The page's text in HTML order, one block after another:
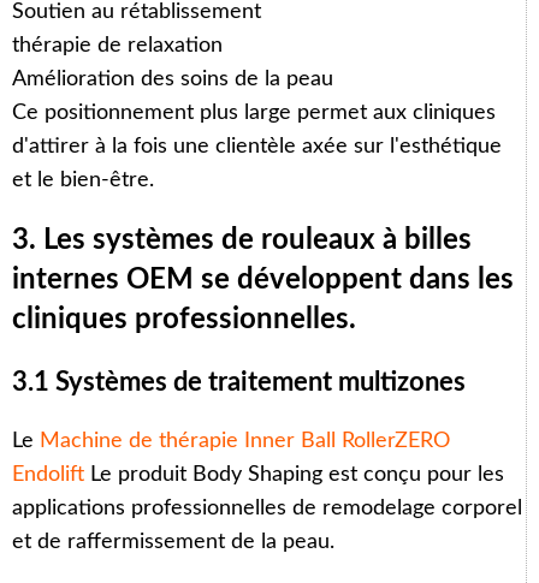
Soutien au rétablissement
thérapie de relaxation
Amélioration des soins de la peau
Ce positionnement plus large permet aux cliniques
d'attirer à la fois une clientèle axée sur l'esthétique
et le bien-être.
3. Les systèmes de rouleaux à billes
internes OEM se développent dans les
cliniques professionnelles.
3.1 Systèmes de traitement multizones
Le Machine de thérapie Inner Ball RollerZERO
Endolift Le produit Body Shaping est conçu pour les
applications professionnelles de remodelage corporel
et de raffermissement de la peau.